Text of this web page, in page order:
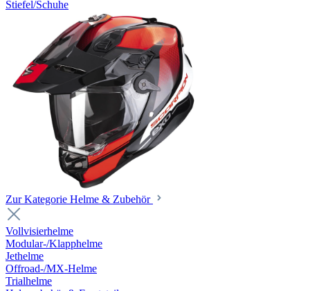
Stiefel/Schuhe
Zur Kategorie Helme & Zubehör
Vollvisierhelme
Modular-/Klapphelme
Jethelme
Offroad-/MX-Helme
Trialhelme